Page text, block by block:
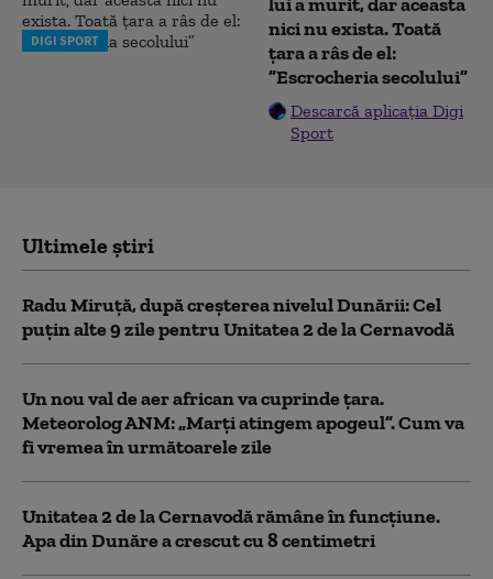
DIGI SPORT
nici nu exista. Toată
țara a râs de el:
”Escrocheria secolului”
Descarcă aplicația Digi
Sport
Ultimele știri
Radu Miruță, după creșterea nivelul Dunării: Cel
puțin alte 9 zile pentru Unitatea 2 de la Cernavodă
Un nou val de aer african va cuprinde țara.
Meteorolog ANM: „Marți atingem apogeul”. Cum va
fi vremea în următoarele zile
Unitatea 2 de la Cernavodă rămâne în funcțiune.
Apa din Dunăre a crescut cu 8 centimetri